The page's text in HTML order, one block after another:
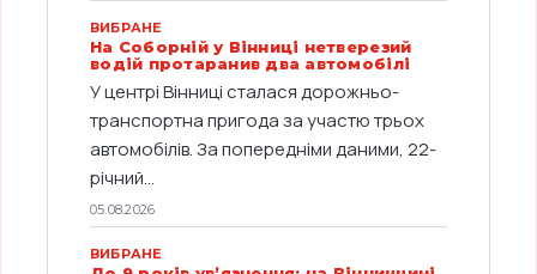
ВИБРАНЕ
На Соборній у Вінниці нетверезий
водій протаранив два автомобілі
У центрі Вінниці сталася дорожньо-
транспортна пригода за участю трьох
автомобілів. За попередніми даними, 22-
річний...
05.08.2026
ВИБРАНЕ